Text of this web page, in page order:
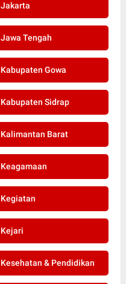
Jakarta
Jawa Tengah
Kabupaten Gowa
Kabupaten Sidrap
Kalimantan Barat
Keagamaan
Kegiatan
Kejari
Kesehatan & Pendidikan